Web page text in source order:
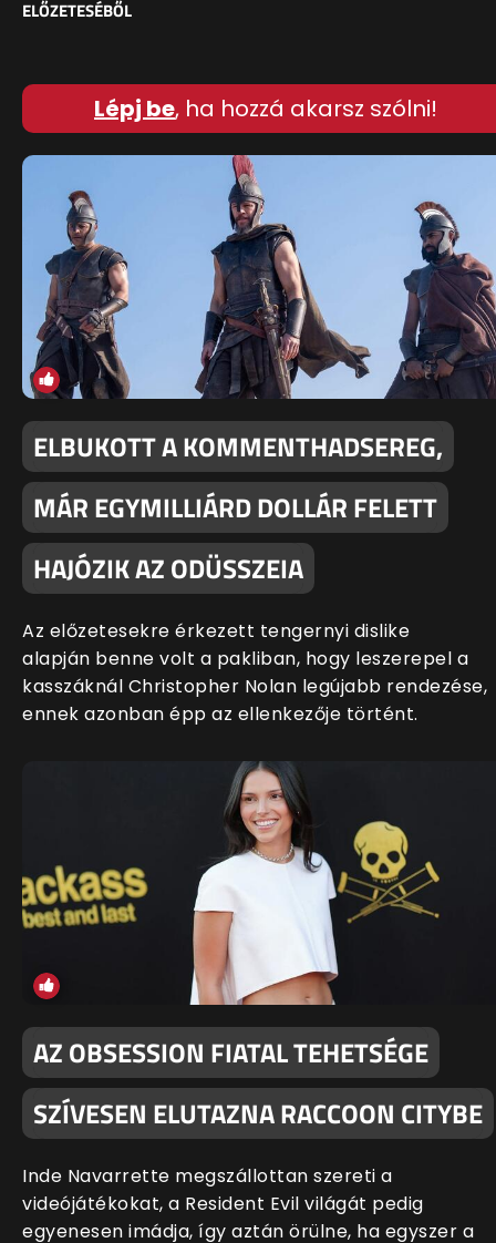
ELŐZETESÉBŐL
Lépj be, ha hozzá akarsz szólni!
ELBUKOTT A KOMMENTHADSEREG,
MÁR EGYMILLIÁRD DOLLÁR FELETT
HAJÓZIK AZ ODÜSSZEIA
Az előzetesekre érkezett tengernyi dislike
alapján benne volt a pakliban, hogy leszerepel a
kasszáknál Christopher Nolan legújabb rendezése,
ennek azonban épp az ellenkezője történt.
AZ OBSESSION FIATAL TEHETSÉGE
SZÍVESEN ELUTAZNA RACCOON CITYBE
Inde Navarrette megszállottan szereti a
videójátékokat, a Resident Evil világát pedig
egyenesen imádja, így aztán örülne, ha egyszer a